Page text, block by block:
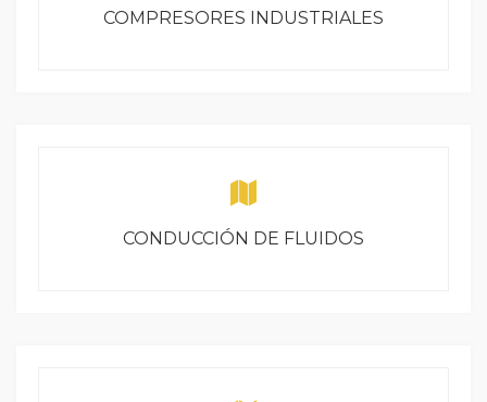
COMPRESORES INDUSTRIALES
CONDUCCIÓN DE FLUIDOS